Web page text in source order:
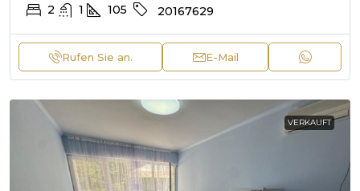
2 1 105 20167629
Rufen Sie an. E-Mail
VERKAUFT